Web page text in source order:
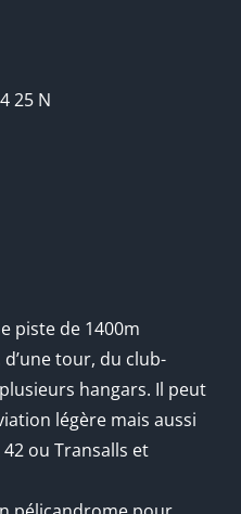
25 N
piste de 1400m
tour, du club-
hangars. Il peut
légère mais aussi
ou Transalls et